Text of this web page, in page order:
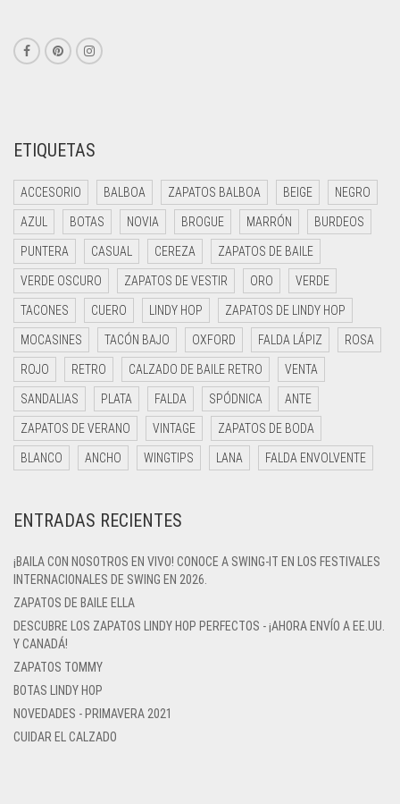
ETIQUETAS
ACCESORIO BALBOA ZAPATOS BALBOA BEIGE NEGRO
AZUL BOTAS NOVIA BROGUE MARRÓN BURDEOS
PUNTERA CASUAL CEREZA ZAPATOS DE BAILE
VERDE OSCURO ZAPATOS DE VESTIR ORO VERDE
TACONES CUERO LINDY HOP ZAPATOS DE LINDY HOP
MOCASINES TACÓN BAJO OXFORD FALDA LÁPIZ ROSA
ROJO RETRO CALZADO DE BAILE RETRO VENTA
SANDALIAS PLATA FALDA SPÓDNICA ANTE
ZAPATOS DE VERANO VINTAGE ZAPATOS DE BODA
BLANCO ANCHO WINGTIPS LANA FALDA ENVOLVENTE
ENTRADAS RECIENTES
¡BAILA CON NOSOTROS EN VIVO! CONOCE A SWING-IT EN LOS FESTIVALES
INTERNACIONALES DE SWING EN 2026.
ZAPATOS DE BAILE ELLA
DESCUBRE LOS ZAPATOS LINDY HOP PERFECTOS - ¡AHORA ENVÍO A EE.UU.
Y CANADÁ!
ZAPATOS TOMMY
BOTAS LINDY HOP
NOVEDADES - PRIMAVERA 2021
CUIDAR EL CALZADO